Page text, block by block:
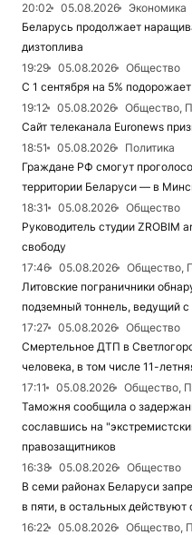
20:02
05.08.2026
Экономика
Беларусь продолжает
дизтоплива
19:29
05.08.2026
Общество
С 1 сентября на 5%
19:12
05.08.2026
Общество,
Сайт телеканала Euronews
18:51
05.08.2026
Политика
Граждане РФ смогут
территории Беларуси — в
18:31
05.08.2026
Общество
Руководитель студии
свободу
17:46
05.08.2026
Общество,
Литовские пограничники
подземный тоннель, ведущий с
17:27
05.08.2026
Общество
Смертельное ДТП в
человека, в том числе 11-
17:11
05.08.2026
Общество,
Таможня сообщила о
сославшись на
правозащитников
16:38
05.08.2026
Общество
В семи районах Беларуси
в пяти, в остальных действуют
16:22
05.08.2026
Общество,